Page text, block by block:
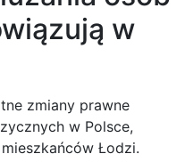
w
zmiany prawne
w Polsce,
Łodzi.